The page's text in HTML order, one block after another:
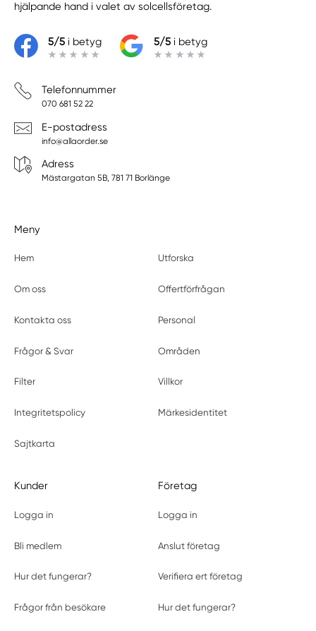
hjälpande hand i valet av solcellsföretag.
5/5i betyg 5/5i betyg
Telefonnummer
070 681 52 22
E-postadress
info@allaorder.se
Adress
Mästargatan 5B, 781 71 Borlänge
Meny
Hem Utforska
Om oss Offertförfrågan
Kontakta oss Personal
Frågor & Svar Områden
Filter Villkor
Integritetspolicy Märkesidentitet
Sajtkarta
Kunder
Logga in
Bli medlem
Hur det fungerar?
Frågor från besökare
Företag
Logga in
Anslut företag
Verifiera ert företag
Hur det fungerar?